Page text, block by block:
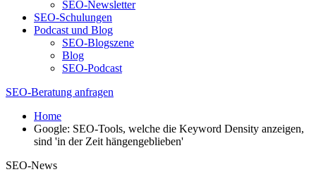
SEO-Newsletter
SEO-Schulungen
Podcast und Blog
SEO-Blogszene
Blog
SEO-Podcast
SEO-Beratung anfragen
Home
Google: SEO-Tools, welche die Keyword Density anzeigen,
sind 'in der Zeit hängengeblieben'
SEO-News